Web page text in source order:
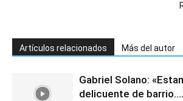
Artículos relacionados Más del autor
Gabriel Solano:
delicuente de